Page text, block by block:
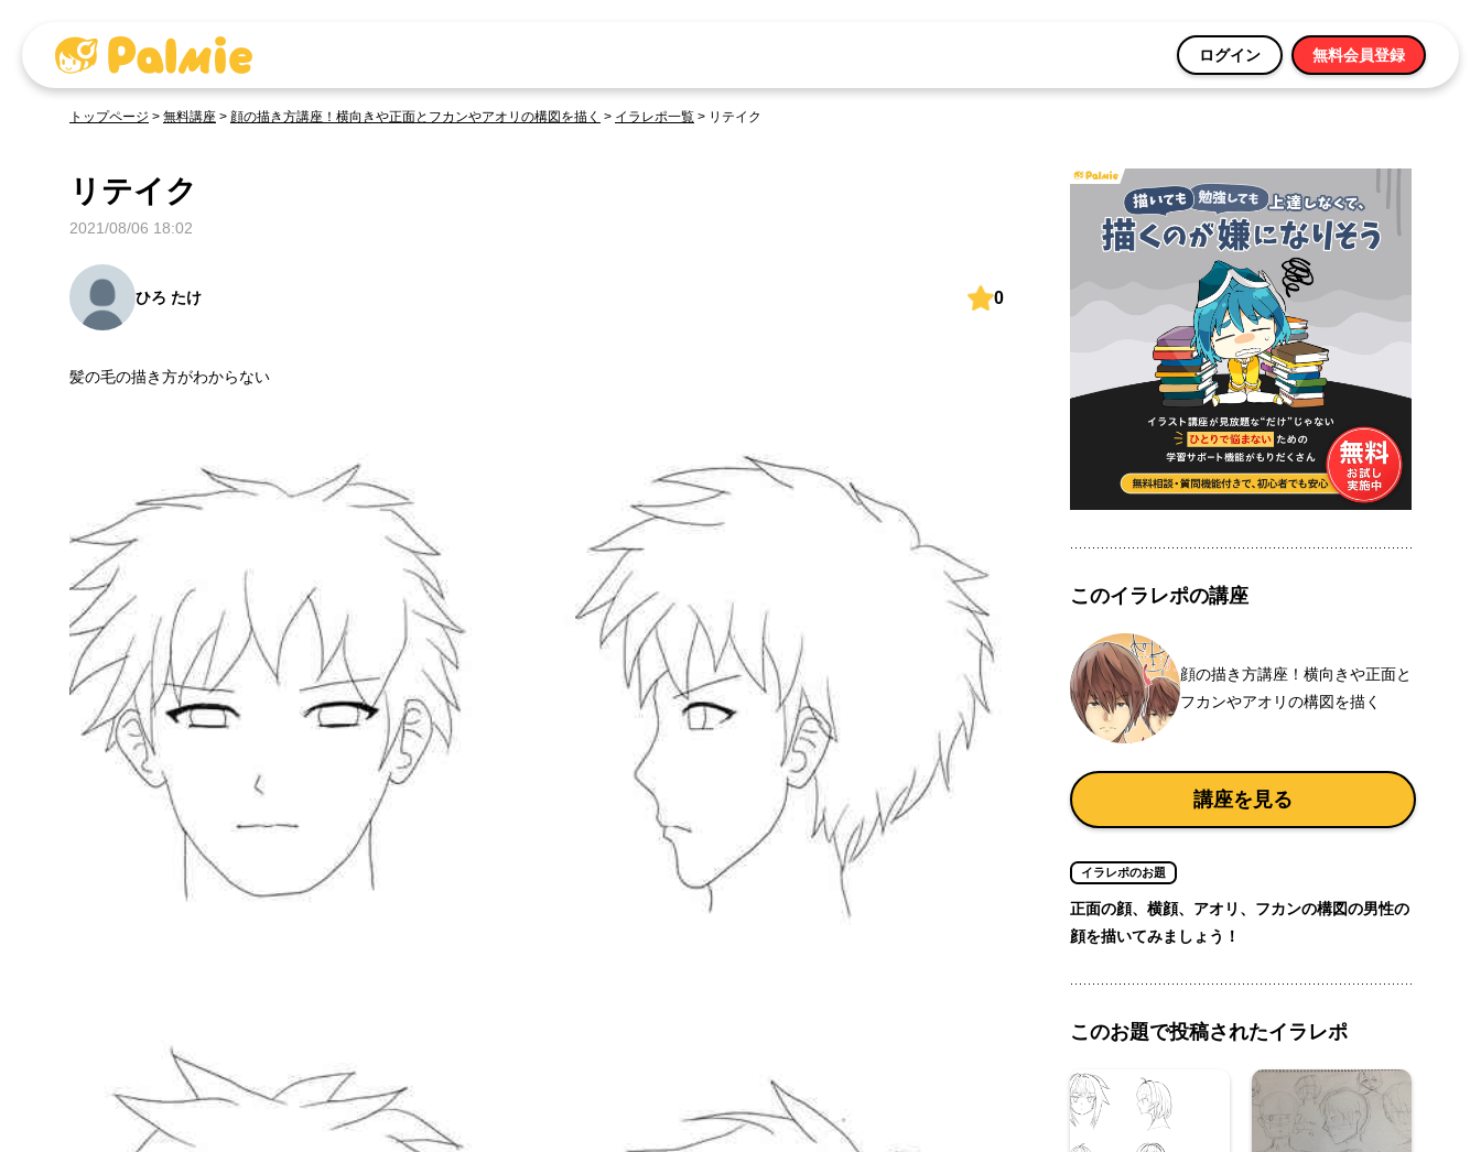
ログイン 無料会員登録
トップページ > 無料講座 > 顔の描き方講座！横向きや正面とフカンやアオリの構図を描く > イラレポ一覧 > リテイク
リテイク
2021/08/06 18:02
ひろ たけ 0
髪の毛の描き方がわからない
このイラレポの講座
顔の描き方講座！横向きや正面と
フカンやアオリの構図を描く
講座を見る
イラレポのお題
正面の顔、横顔、アオリ、フカンの構図の男性の
顔を描いてみましょう！
このお題で投稿されたイラレポ